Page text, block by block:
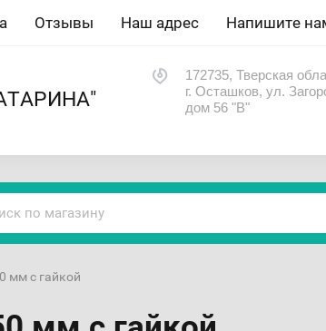
Отзывы Наш адрес Напишите
172735, Тверская
г. Осташков, ул.
дом 56 "В"
мм с гайкой